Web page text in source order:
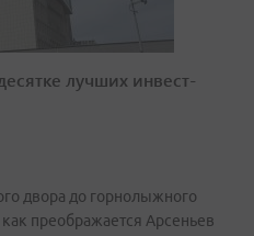
лучших инвест-
двора до горнолыжного
как преображается Арсеньев